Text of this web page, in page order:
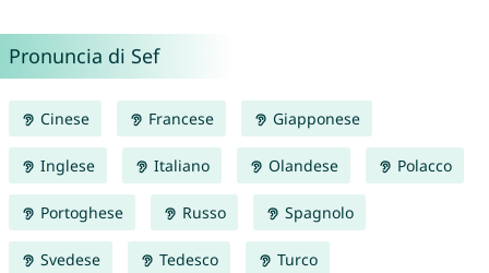
Pronuncia di Sef
Cinese Francese Giapponese
Inglese Italiano Olandese Polacco
Portoghese Russo Spagnolo
Svedese Tedesco Turco